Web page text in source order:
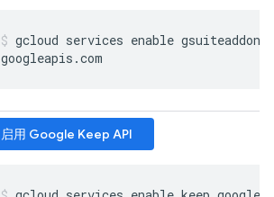
gcloud services enable gsuiteaddons
googleapis .com
启用 Google Keep API